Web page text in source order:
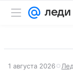
1 августа 2026